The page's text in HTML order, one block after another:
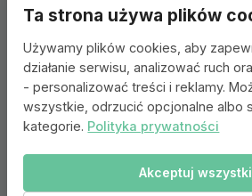
Sci-Fi 2026
Animacje 2026
Romantyczne 2026
Portal:
Ta strona używa plików
Używamy plików cookies, aby
działanie serwisu, analizować ruch
- personalizować treści i reklamy.
wszystkie, odrzucić opcjonalne albo
kategorie. Polityka prywatności
Akceptuj